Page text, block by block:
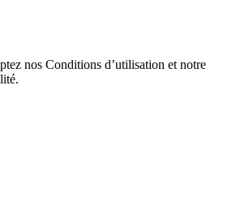
nos Conditions d’utilisation et notre